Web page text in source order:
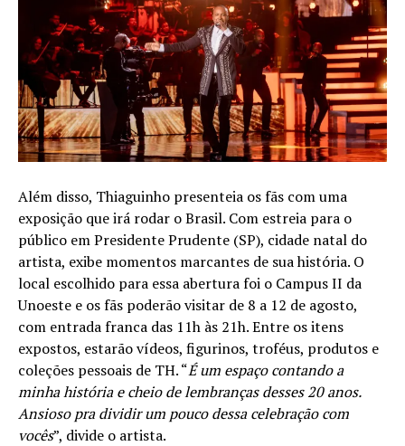
Além disso, Thiaguinho presenteia os fãs com uma
exposição que irá rodar o Brasil. Com estreia para o
público em Presidente Prudente (SP), cidade natal do
artista, exibe momentos marcantes de sua história. O
local escolhido para essa abertura foi o Campus II da
Unoeste e os fãs poderão visitar de 8 a 12 de agosto,
com entrada franca das 11h às 21h. Entre os itens
expostos, estarão vídeos, figurinos, troféus, produtos e
coleções pessoais de TH. “É um espaço contando a
minha história e cheio de lembranças desses 20 anos.
Ansioso pra dividir um pouco dessa celebração com
vocês”, divide o artista.